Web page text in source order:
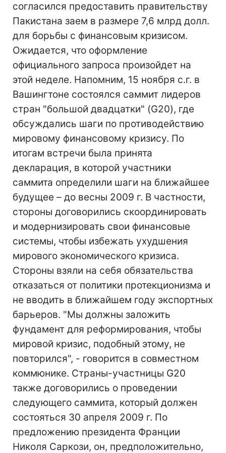
согласился предоставить правительству
Пакистана заем в размере 7,6 млрд долл.
для борьбы с финансовым кризисом.
Ожидается, что оформление
официального запроса произойдет на
этой неделе. Напомним, 15 ноября с.г. в
Вашингтоне состоялся саммит лидеров
стран "большой двадцатки" (G20), где
обсуждались шаги по противодействию
мировому финансовому кризису. По
итогам встречи была принята
декларация, в которой участники
саммита определили шаги на ближайшее
будущее – до весны 2009 г. В частности,
стороны договорились скоординировать
и модернизировать свои финансовые
системы, чтобы избежать ухудшения
мирового экономического кризиса.
Стороны взяли на себя обязательства
отказаться от политики протекционизма и
не вводить в ближайшем году экспортных
барьеров. "Мы должны заложить
фундамент для реформирования, чтобы
мировой кризис, подобный этому, не
повторился", - говорится в совместном
коммюнике. Страны-участницы G20
также договорились о проведении
следующего саммита, который должен
состояться 30 апреля 2009 г. По
предложению президента Франции
Николя Саркози, он, предположительно,